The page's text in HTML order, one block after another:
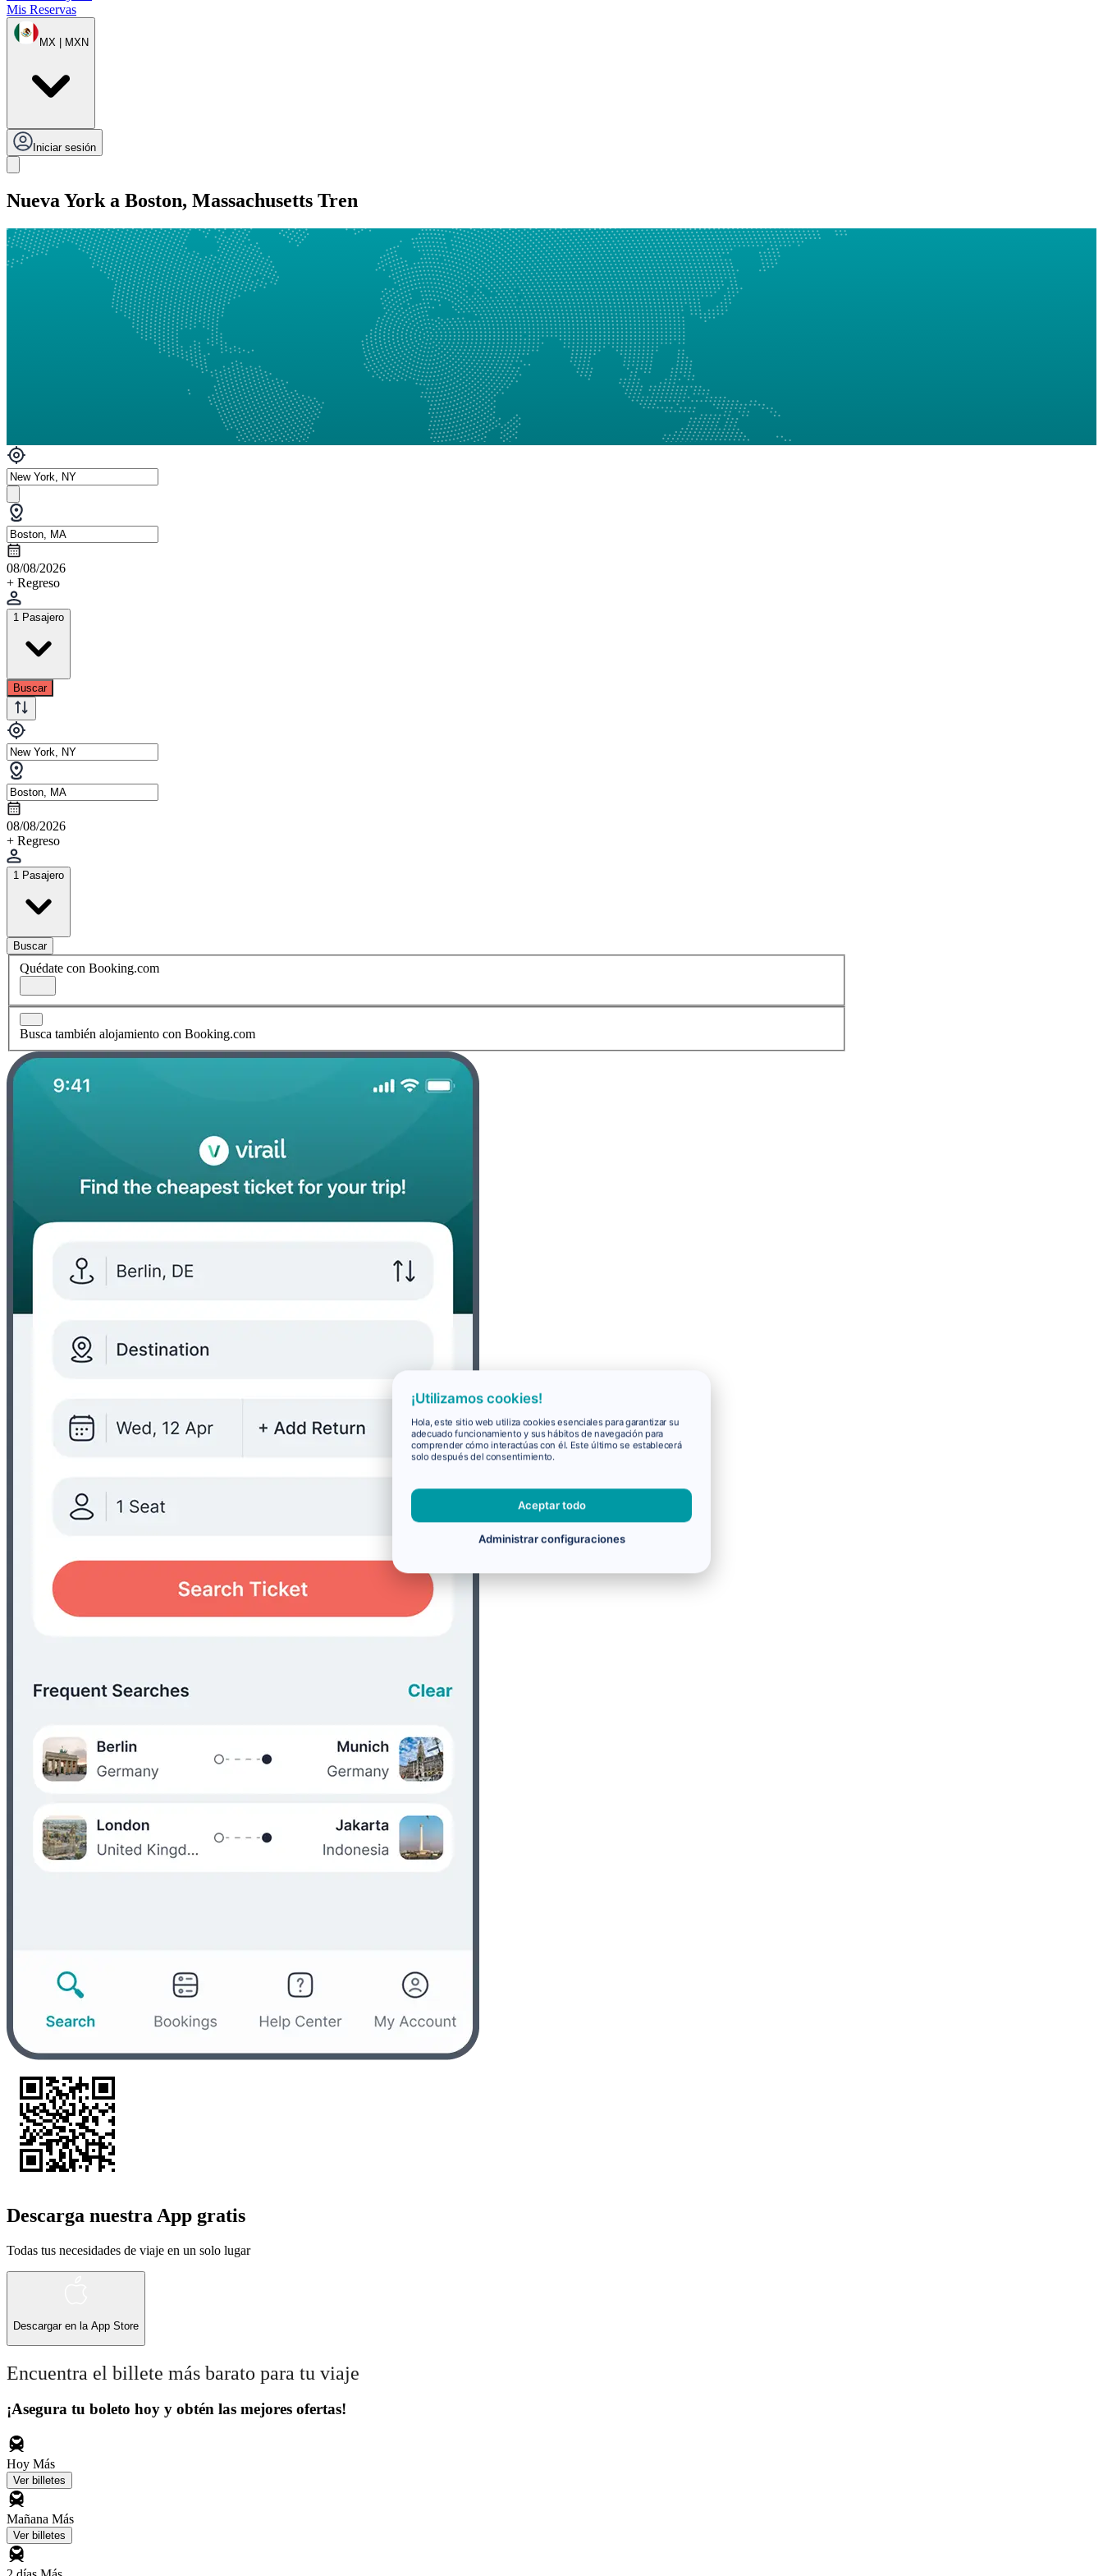
Mis Reservas
MX | MXN
Iniciar sesión
Nueva York a Boston, Massachusetts Tren
08/08/2026
+ Regreso
1 Pasajero
Buscar
08/08/2026
+ Regreso
1 Pasajero
Buscar
Quédate con Booking.com
Busca también alojamiento con Booking.com
Descarga nuestra App gratis
Todas tus necesidades de viaje en un solo lugar
Descargar en la App Store
Encuentra el billete más barato para tu viaje
¡Asegura tu boleto hoy y obtén las mejores ofertas!
Hoy Más
Ver billetes
Mañana Más
Ver billetes
¡Utilizamos cookies!
Hola, este sitio web utiliza cookies esenciales para garantizar su
adecuado funcionamiento y sus hábitos de navegación para
comprender cómo interactúas con él. Este último se establecerá
solo después del consentimiento.
Aceptar todo
Administrar configuraciones